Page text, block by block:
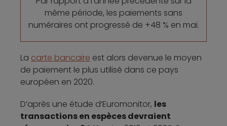
même période, les paiements sans
numéraires ont progressé de +48 % en mai.
La carte bancaire est alors devenue le moyen
de paiement le plus utilisé dans ce pays
européen en 2020.
D’après une étude d’Euromonitor, les
transactions en espèces devraient